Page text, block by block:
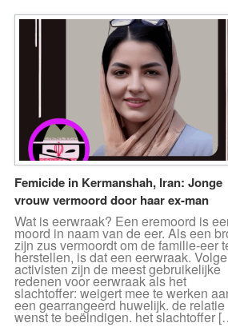
Femicide in Kermanshah, Iran: Jonge
vrouw vermoord door haar ex-man
Wat is eerwraak? Een eremoord is
moord in naam van de eer. Als een
zijn zus vermoordt om de familie-eer
herstellen, is dat een eerwraak.
activisten zijn de meest gebruikelijke
redenen voor eerwraak als het
slachtoffer: weigert mee te werken
een gearrangeerd huwelijk. de relatie
wenst te beëindigen. het slachtoffer